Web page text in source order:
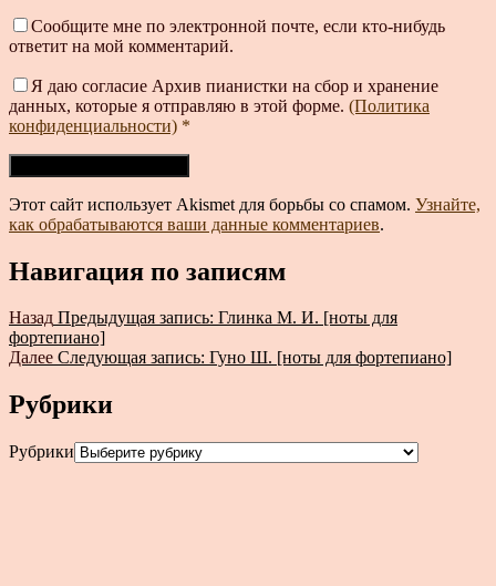
Сообщите мне по электронной почте, если кто-нибудь
ответит на мой комментарий.
Я даю согласие Архив пианистки на сбор и хранение
данных, которые я отправляю в этой форме. (Политика
конфиденциальности) *
Этот сайт использует Akismet для борьбы со спамом. Узнайте,
как обрабатываются ваши данные комментариев.
Навигация по записям
Назад Предыдущая запись: Глинка М. И. [ноты для
фортепиано]
Далее Следующая запись: Гуно Ш. [ноты для фортепиано]
Рубрики
Рубрики